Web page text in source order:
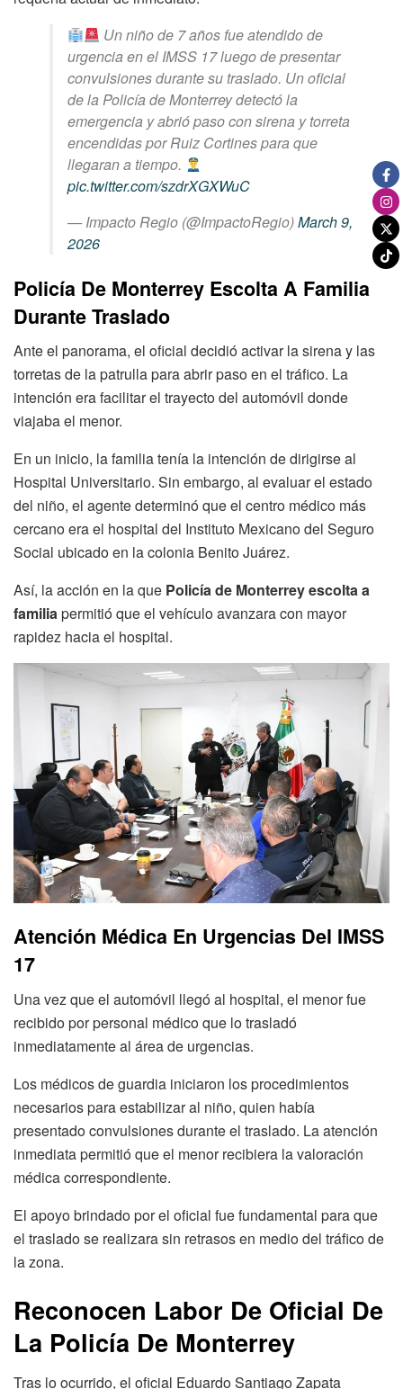
Un niño de 7 años fue atendido de
urgencia en el IMSS 17 luego de presentar
convulsiones durante su traslado. Un oficial
de la Policía de Monterrey detectó la
emergencia y abrió paso con sirena y torreta
encendidas por Ruiz Cortines para que
llegaran a tiempo.
pic.twitter.com/szdrXGXWuC
— Impacto Regio (@ImpactoRegio)March 9,
2026
Policía De Monterrey Escolta A Familia
Durante Traslado
Ante el panorama, el oficial decidió activar la sirena y las
torretas de la patrulla para abrir paso en el tráfico. La
intención era facilitar el trayecto del automóvil donde
viajaba el menor.
En un inicio, la familia tenía la intención de dirigirse al
Hospital Universitario. Sin embargo, al evaluar el estado
del niño, el agente determinó que el centro médico más
cercano era el hospital del Instituto Mexicano del Seguro
Social ubicado en la colonia Benito Juárez.
Así, la acción en la que Policía de Monterrey escolta a
familiapermitió que el vehículo avanzara con mayor
rapidez hacia el hospital.
Atención Médica En Urgencias Del IMSS
17
Una vez que el automóvil llegó al hospital, el menor fue
recibido por personal médico que lo trasladó
inmediatamente al área de urgencias.
Los médicos de guardia iniciaron los procedimientos
necesarios para estabilizar al niño, quien había
presentado convulsiones durante el traslado. La atención
inmediata permitió que el menor recibiera la valoración
médica correspondiente.
El apoyo brindado por el oficial fue fundamental para que
el traslado se realizara sin retrasos en medio del tráfico de
la zona.
Reconocen Labor De Oficial De
La Policía De Monterrey
Tras lo ocurrido, el oficial Eduardo Santiago Zapata